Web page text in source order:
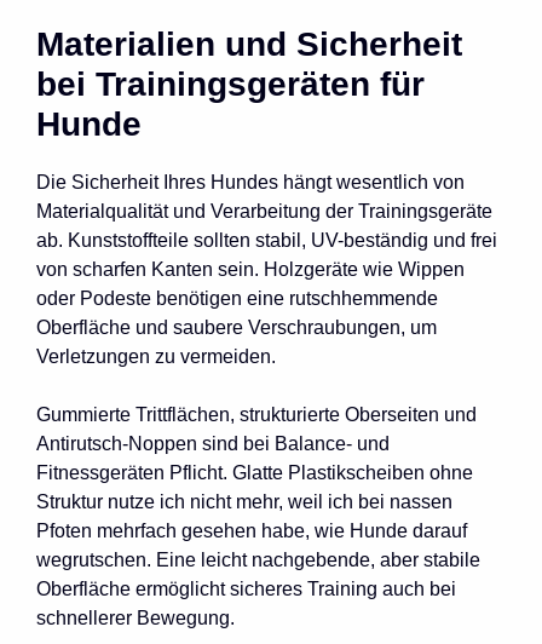
Materialien und Sicherheit
bei Trainingsgeräten für
Hunde
Die Sicherheit Ihres Hundes hängt wesentlich von
Materialqualität und Verarbeitung der Trainingsgeräte
ab. Kunststoffteile sollten stabil, UV-beständig und frei
von scharfen Kanten sein. Holzgeräte wie Wippen
oder Podeste benötigen eine rutschhemmende
Oberfläche und saubere Verschraubungen, um
Verletzungen zu vermeiden.
Gummierte Trittflächen, strukturierte Oberseiten und
Antirutsch-Noppen sind bei Balance- und
Fitnessgeräten Pflicht. Glatte Plastikscheiben ohne
Struktur nutze ich nicht mehr, weil ich bei nassen
Pfoten mehrfach gesehen habe, wie Hunde darauf
wegrutschen. Eine leicht nachgebende, aber stabile
Oberfläche ermöglicht sicheres Training auch bei
schnellerer Bewegung.